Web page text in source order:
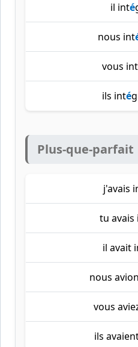
il inté
nous int
vous int
ils inté
Plus-que-parfait
j'avais
tu
il avait
nous
vous
ils